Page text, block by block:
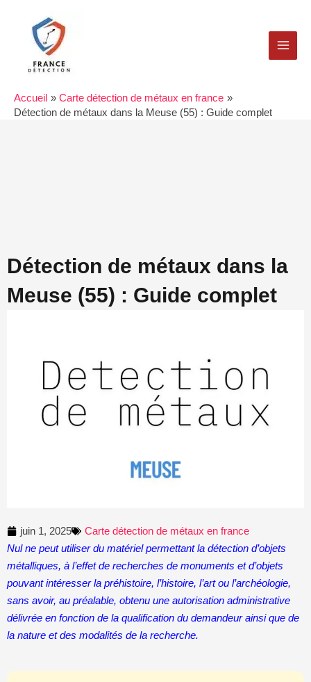
contenu
Accueil
Carte détection de métaux en france
Détection de métaux dans la Meuse (55) : Guide complet
Détection de métaux dans la
Meuse (55) : Guide complet
juin 1, 2025
Carte détection de métaux en france
Nul ne peut utiliser du matériel permettant la détection d’objets
métalliques, à l’effet de recherches de monuments et d’objets
pouvant intéresser la préhistoire, l’histoire, l’art ou l’archéologie,
sans avoir, au préalable, obtenu une autorisation administrative
délivrée en fonction de la qualification du demandeur ainsi que de
la nature et des modalités de la recherche.